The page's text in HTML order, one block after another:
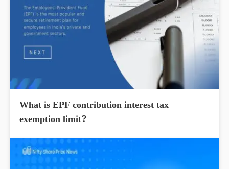
What is EPF contribution interest tax
exemption limit?